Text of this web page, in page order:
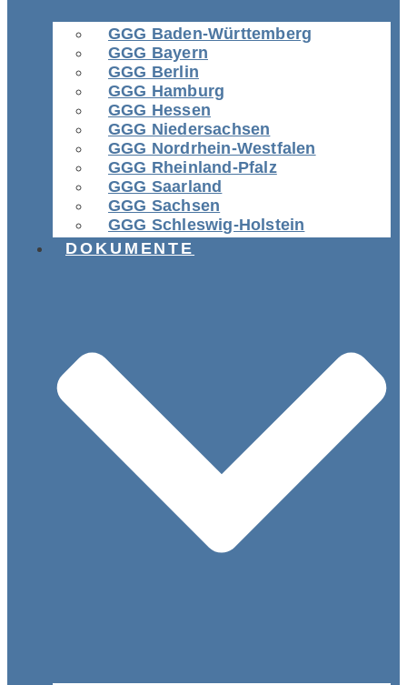
GGG Baden-Württemberg
GGG Bayern
GGG Berlin
GGG Hamburg
GGG Hessen
GGG Niedersachsen
GGG Nordrhein-Westfalen
GGG Rheinland-Pfalz
GGG Saarland
GGG Sachsen
GGG Schleswig-Holstein
DOKUMENTE